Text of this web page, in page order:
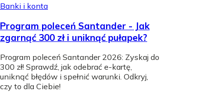
Banki i konta
Program poleceń Santander - Jak
zgarnąć 300 zł i uniknąć pułapek?
Program poleceń Santander 2026: Zyskaj do
300 zł! Sprawdź, jak odebrać e-kartę,
uniknąć błędów i spełnić warunki. Odkryj,
czy to dla Ciebie!